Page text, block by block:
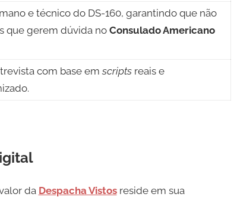
e técnico do DS-160, garantindo que não
que gerem dúvida no Consulado Americano
com base emscriptsreais e
da Despacha Vistosreside em sua